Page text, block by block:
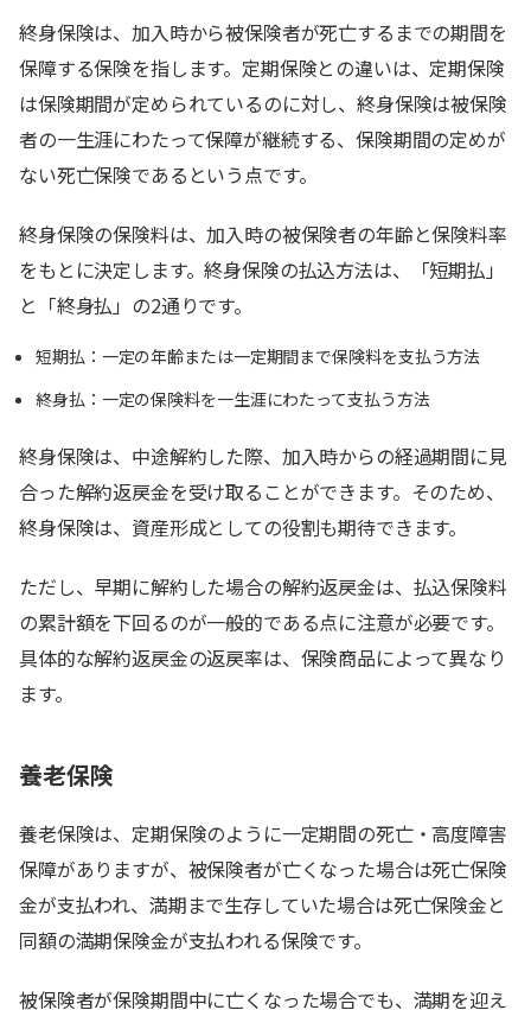
終身保険は、加入時から被保険者が死亡するまでの期間を
保障する保険を指します。定期保険との違いは、定期保険
は保険期間が定められているのに対し、終身保険は被保険
者の一生涯にわたって保障が継続する、保険期間の定めが
ない死亡保険であるという点です。
終身保険の保険料は、加入時の被保険者の年齢と保険料率
をもとに決定します。終身保険の払込方法は、「短期払」
と「終身払」の2通りです。
短期払：一定の年齢または一定期間まで保険料を支払う方法
終身払：一定の保険料を一生涯にわたって支払う方法
終身保険は、中途解約した際、加入時からの経過期間に見
合った解約返戻金を受け取ることができます。そのため、
終身保険は、資産形成としての役割も期待できます。
ただし、早期に解約した場合の解約返戻金は、払込保険料
の累計額を下回るのが一般的である点に注意が必要です。
具体的な解約返戻金の返戻率は、保険商品によって異なり
ます。
養老保険
養老保険は、定期保険のように一定期間の死亡・高度障害
保障がありますが、被保険者が亡くなった場合は死亡保険
金が支払われ、満期まで生存していた場合は死亡保険金と
同額の満期保険金が支払われる保険です。
被保険者が保険期間中に亡くなった場合でも、満期を迎え